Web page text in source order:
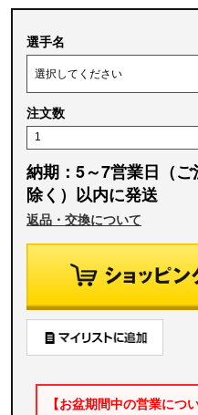
選手名
注文数
納期：5～7営業日（
除く）以内に発送
返品・交換について
【お盆期間中の営業につい